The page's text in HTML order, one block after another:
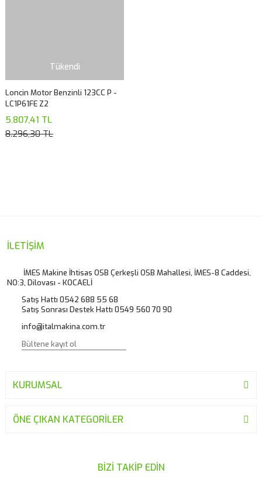
Tükendi
Loncin Motor Benzinli 123CC P -
LC1P61FE Z2
5.807,41 TL
8.296,30 TL
İLETİŞİM
İMES Makine İhtisas OSB Çerkeşli OSB Mahallesi, İMES-8 Caddesi,
NO:3, Dilovası - KOCAELİ
Satış Hattı 0542 688 55 68
Satış Sonrası Destek Hattı 0549 560 70 90
info@italmakina.com.tr
KURUMSAL
ÖNE ÇIKAN KATEGORİLER
BİZİ TAKİP EDİN